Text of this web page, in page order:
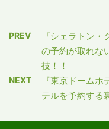
PREV
『シェラトン
の予約が取れな
技！！
NEXT
『東京ドーム
テルを予約する